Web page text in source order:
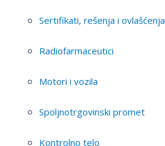
Sertifikati, rešenja i ovlašćenja
Radiofarmaceutici
Motori i vozila
Spoljnotrgovinski promet
Kontrolno telo